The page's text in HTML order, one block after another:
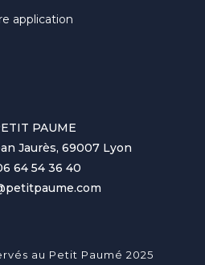
application
PAUME
Jaurès, 69007 Lyon
64 54 36 40
au Petit Paumé 2025